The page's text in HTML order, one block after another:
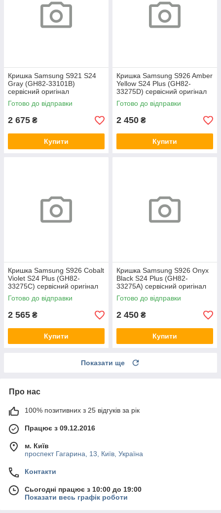
Кришка Samsung S921 S24
Gray (GH82-33101B)
сервісний оригінал
Готово до відправки
2 675 ₴
Купити
Кришка Samsung S926 Amber
Yellow S24 Plus (GH82-
33275D) сервісний оригінал
Готово до відправки
2 450 ₴
Купити
Кришка Samsung S926 Cobalt
Violet S24 Plus (GH82-
33275C) сервісний оригінал
Готово до відправки
2 565 ₴
Купити
Кришка Samsung S926 Onyx
Black S24 Plus (GH82-
33275A) сервісний оригінал
Готово до відправки
2 450 ₴
Купити
Показати ще
Про нас
100% позитивних з 25 відгуків за рік
Працює з 09.12.2016
м. Київ
проспект Гагарина, 13, Київ, Україна
Контакти
Сьогодні працює з 10:00 до 19:00
Показати весь графік роботи